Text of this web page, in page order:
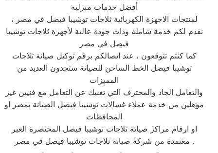
أفضل خدمات منزلية
لمنتجات الاجهزة الكهربائية ثلاجات توشيبا فيصل في مصر ،
نقدم لكم خدمة شاملة وذات جودة عالية لأجهزة ثلاجات توشيبا
فيصل في مصر
كما كنتم تتوقعون ، عند اتصالكم برقم توكيل صيانة ثلاجات
توشيبا فيصل الخط الساخن للصيانة ستجدون العديد من
المميزات
والتعامل الجاد والمحترف التي تغنيك عن التعامل مع فنيين غير
مؤهلين من خدمة عملاء غسالات توشيبا فيصل الصيانة بمصر او
المحافظات
او ارقام مراكز صيانة ثلاجات توشيبا فيصل المختصرة الغير
معتمدة من شركة صيانة ثلاجات توشيبا فيصل في مصر .